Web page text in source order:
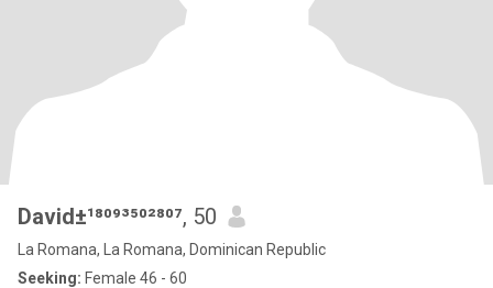
David±¹⁸⁰⁹³⁵⁰²⁸⁰⁷, 50
La Romana, La Romana, Dominican Republic
Seeking: Female 46 - 60